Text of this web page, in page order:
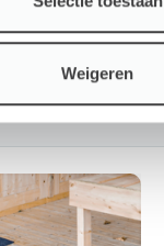
Weigeren